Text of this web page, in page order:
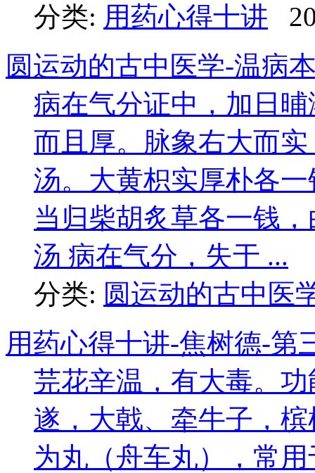
分类: 用药心得十讲
圆运动的古中医学-温病
病在气分证中，加日
而且厚。脉象右大而
汤。大黄枳实厚朴各
当归柴胡炙草各一钱
汤 病在气分，失于 ...
分类: 圆运动的古中医
用药心得十讲-焦树德-第
芫花辛温，有大毒。
遂，大戟、牵牛子，
为丸（舟车丸），常